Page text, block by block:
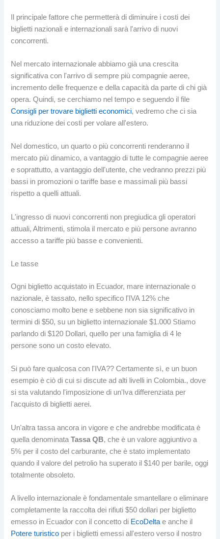
Il principale fattore che permetterà di diminuire i costi dei
biglietti nazionali e internazionali sarà l'arrivo di nuovi
concorrenti.
Nel mercato internazionale abbiamo già una crescita
significativa con l'arrivo di sempre più compagnie aeree,
incremento delle frequenze e della capacità da parte di chi già
opera. Quindi, se cerchiamo nel tempo e seguendo il file
Consigli per trovare biglietti economici, vedremo che ci sia
una riduzione dei costi per volare all'estero.
Nel domestico, un quarto o più concorrenti renderanno il
mercato più dinamico, a vantaggio di tutte le compagnie aeree
e soprattutto, a vantaggio dell'utente, che vedranno prezzi più
bassi in promozioni o tariffe base e massimali più bassi
rispetto a quelli attuali.
L'ingresso di nuovi concorrenti non pregiudica gli operatori
attuali, Altrimenti, stimola il mercato e più persone avranno
accesso a tariffe più basse e convenienti.
Le tasse
Ogni biglietto acquistato in Ecuador, mare internazionale o
nazionale, è tassato, nello specifico l'IVA 12% che
conosciamo molto bene e sebbene non sia significativo in
termini di $50, su un biglietto internazionale $1.000 Stiamo
parlando di $120 Dollari, quello per una famiglia di 4 le
persone sono un costo elevato.
Si può fare qualcosa con l'IVA?? Certamente sì, e un buon
esempio è ciò di cui si discute ad alti livelli in Colombia., dove
si sta valutando l'imposizione di un'Iva differenziata per
l'acquisto di biglietti aerei.
Un'altra tassa ancora in vigore e che andrebbe modificata è
quella denominataTassa QB, che è un valore aggiuntivo a
5% per il costo del carburante, che è stato implementato
quando il valore del petrolio ha superato il $140 per barile, oggi
totalmente obsoleto.
A livello internazionale è fondamentale smantellare o eliminare
completamente la raccolta dei rifiuti $50 dollari per biglietto
emesso in Ecuador con il concetto di EcoDelta e anche il
Potere turistico per i biglietti emessi all'estero verso il nostro